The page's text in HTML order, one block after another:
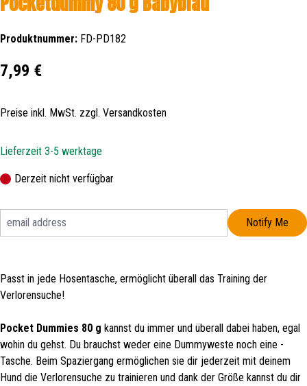
Produktnummer: FD-PD182
Regulärer Preis:
7,99 €
Preise inkl. MwSt. zzgl. Versandkosten
Lieferzeit 3-5 werktage
Derzeit nicht verfügbar
Notify Me
Passt in jede Hosentasche, ermöglicht überall das Training der
Verlorensuche!
Pocket Dummies 80 g kannst du immer und überall dabei haben, egal
wohin du gehst. Du brauchst weder eine Dummyweste noch eine -
Tasche. Beim Spaziergang ermöglichen sie dir jederzeit mit deinem
Hund die Verlorensuche zu trainieren und dank der Größe kannst du dir